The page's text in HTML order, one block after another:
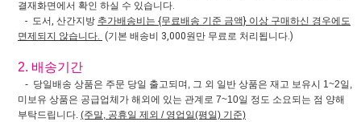
결재화면에서 확인 하실 수 있습니다.
- 도서, 산간지방 추가배송비는 {무료배송 기준 금액} 이상 구매하신 경우에도
면제되지 않습니다. (기본 배송비 3,000원만 무료로 처리됩니다.)
2. 배송기간
- 당일배송 상품은 주문 당일 출고되며, 그 외 일반 상품은 재고 보유시 1~2일,
미보유 상품은 공급업체가 해외에 있는 관계로 7~10일 정도 소요되는 점 양해
부탁드립니다. (주말, 공휴일 제외 / 영업일(평일) 기준)